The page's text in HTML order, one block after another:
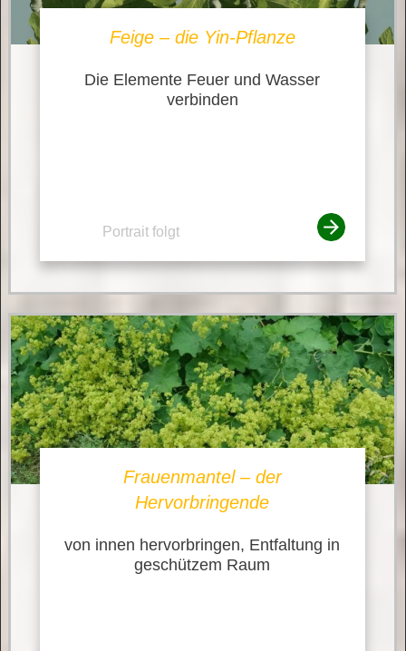
Feige – die Yin-Pflanze
Die Elemente Feuer und Wasser
verbinden
Portrait folgt
Frauenmantel – der
Hervorbringende
von innen hervorbringen, Entfaltung in
geschützem Raum